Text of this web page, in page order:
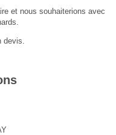
et nous souhaiterions avec